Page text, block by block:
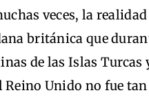
veces, la
británica que
de las Islas Turcas
Reino Unido no fue